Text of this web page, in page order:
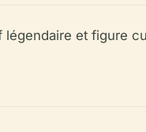
et figure